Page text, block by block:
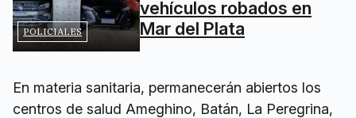
POLICIALES
vehículos robados en
Mar del Plata
En materia sanitaria, permanecerán abiertos los
centros de salud Ameghino, Batán, La Peregrina,